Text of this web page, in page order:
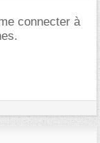
connecter à